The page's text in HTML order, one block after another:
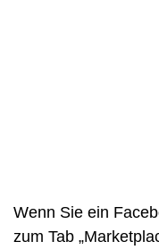
Wenn Sie ein
zum Tab